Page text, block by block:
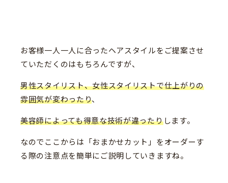
お客様一人一人に合ったヘアスタイルをご提案させ
ていただくのはもちろんですが、
男性スタイリスト、女性スタイリストで仕上がりの
雰囲気が変わったり、
美容師によっても得意な技術が違ったりします。
なのでここからは「おまかせカット」をオーダーす
る際の注意点を簡単にご説明していきますね。